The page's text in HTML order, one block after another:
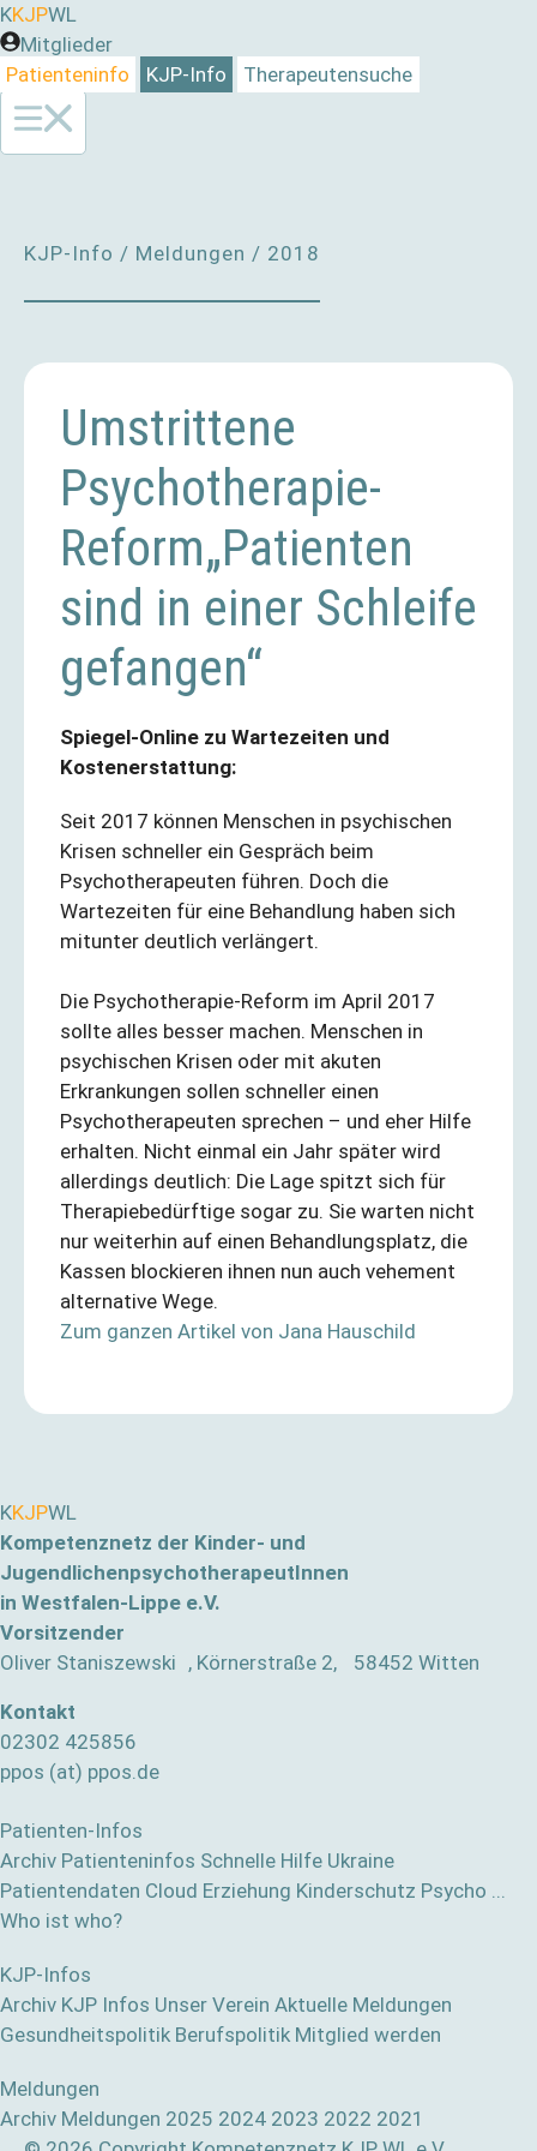
Zum
Inhalt
springen
KKJPWL
Mitglieder
Patienteninfo
KJP-Info Therapeutensuche
KJP-Info / Meldungen / 2018
Umstrittene
Psychotherapie-
Reform„Patienten
sind in einer Schleife
gefangen“
Spiegel-Online zu Wartezeiten und
Kostenerstattung:
Seit 2017 können Menschen in psychischen
Krisen schneller ein Gespräch beim
Psychotherapeuten führen. Doch die
Wartezeiten für eine Behandlung haben sich
mitunter deutlich verlängert.
Die Psychotherapie-Reform im April 2017
sollte alles besser machen. Menschen in
psychischen Krisen oder mit akuten
Erkrankungen sollen schneller einen
Psychotherapeuten sprechen – und eher Hilfe
erhalten. Nicht einmal ein Jahr später wird
allerdings deutlich: Die Lage spitzt sich für
Therapiebedürftige sogar zu. Sie warten nicht
nur weiterhin auf einen Behandlungsplatz, die
Kassen blockieren ihnen nun auch vehement
alternative Wege.
Zum ganzen Artikel von Jana Hauschild
KKJPWL
Kompetenznetz der Kinder- und
JugendlichenpsychotherapeutInnen
in Westfalen-Lippe e.V.
Vorsitzender
Oliver Staniszewski , Körnerstraße 2, 58452 Witten
Kontakt
02302 425856
ppos (at) ppos.de
Patienten-Infos
Archiv Patienteninfos Schnelle Hilfe Ukraine
Patientendaten Cloud Erziehung Kinderschutz Psycho ...
Who ist who?
KJP-Infos
Archiv KJP Infos Unser Verein Aktuelle Meldungen
Gesundheitspolitik Berufspolitik Mitglied werden
Meldungen
Archiv Meldungen 2025 2024 2023 2022 2021